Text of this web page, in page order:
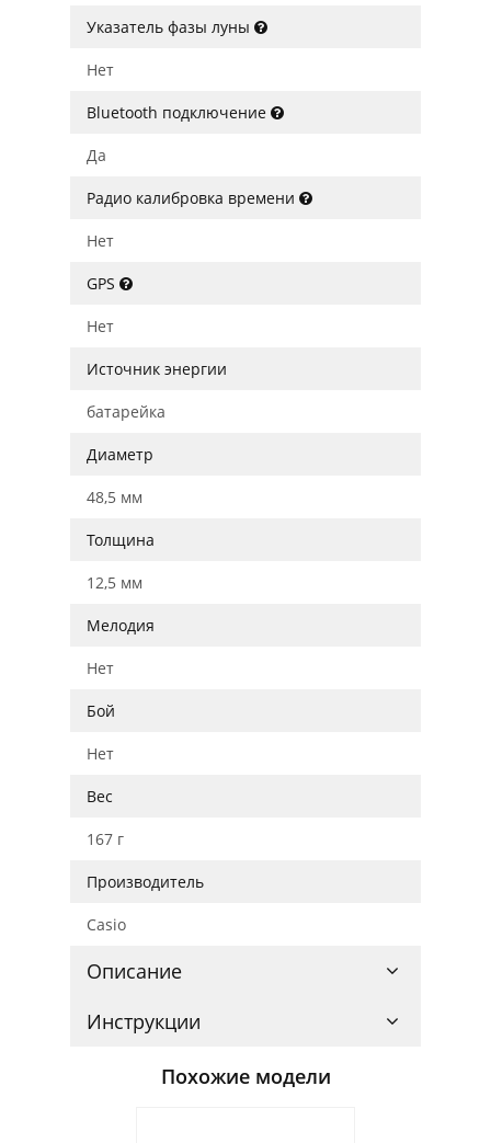
Указатель фазы луны
Нет
Bluetooth подключение
Да
Радио калибровка времени
Нет
GPS
Нет
Источник энергии
батарейка
Диаметр
48,5 мм
Толщина
12,5 мм
Мелодия
Нет
Бой
Нет
Вес
167 г
Производитель
Casio
Описание
Инструкции
Похожие модели